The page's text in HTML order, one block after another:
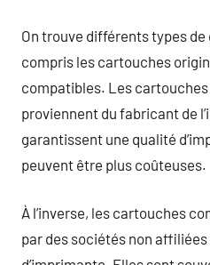
On trouve différents types de
compris les cartouches
compatibles. Les cartouches
proviennent du fabricant de
garantissent une qualité
peuvent être plus coûteuses.
À l’inverse, les cartouches
par des sociétés non